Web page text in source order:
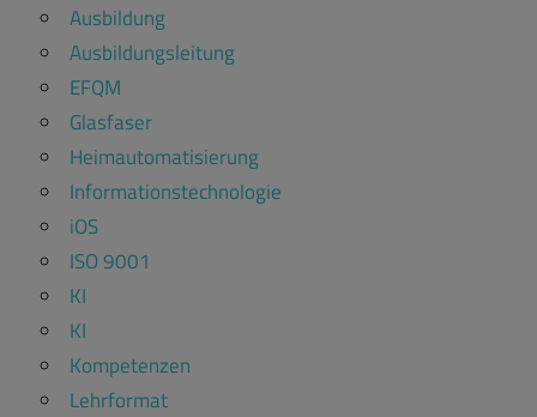
Ausbildung
Ausbildungsleitung
EFQM
Glasfaser
Heimautomatisierung
Informationstechnologie
iOS
ISO 9001
KI
KI
Kompetenzen
Lehrformat